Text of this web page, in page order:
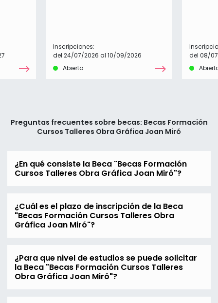
Inscripciones:
del 24/07/2026 al 10/09/2026
Abierta
del 08/
Preguntas frecuentes sobre becas: Becas Formación
Cursos Talleres Obra Gráfica Joan Miró
¿En qué consiste la Beca "Becas Formación
Cursos Talleres Obra Gráfica Joan Miró"?
¿Cuál es el plazo de inscripción de la Beca
"Becas Formación Cursos Talleres Obra
Gráfica Joan Miró"?
¿Para que nivel de estudios se puede solicitar
la Beca "Becas Formación Cursos Talleres
Obra Gráfica Joan Miró"?